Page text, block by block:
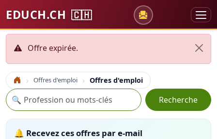
EDUCH.CH 🇨🇭
Offre expirée.
Accueil Offres d'emploi Offres d'emploi
Recherche
🔍 Recherche
🔔 Recevez ces offres par e-mail